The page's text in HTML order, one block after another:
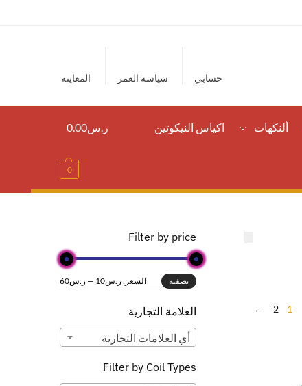
حسابي سياسة العمر المعاينة
ألنكهات اكياس النيكوتين ر.س0.00
0
1
2
←
Filter by price
تصفية السعر: ر.س10 — ر.س60
العلامة التجارية
أي ‏العلامات التجارية
Filter by Coil Types